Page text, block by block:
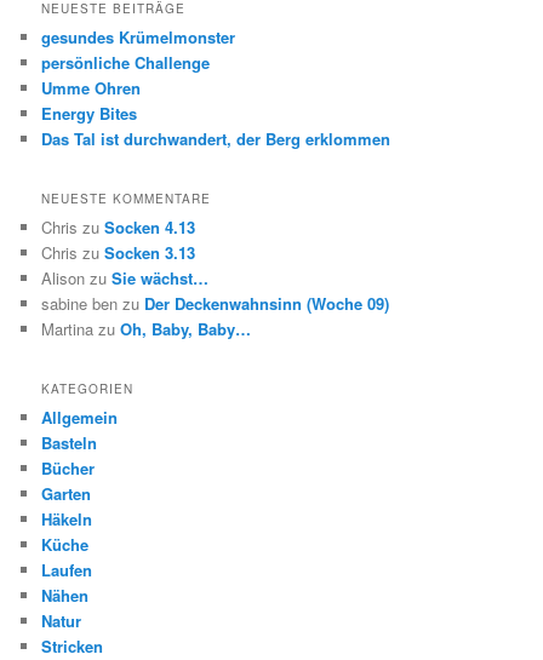
NEUESTE BEITRÄGE
gesundes Krümelmonster
persönliche Challenge
Umme Ohren
Energy Bites
Das Tal ist durchwandert, der Berg erklommen
NEUESTE KOMMENTARE
Chris zuSocken 4.13
Chris zuSocken 3.13
Alison zuSie wächst…
sabine ben zu Der Deckenwahnsinn (Woche 09)
Martina zuOh, Baby, Baby…
KATEGORIEN
Allgemein
Basteln
Bücher
Garten
Häkeln
Küche
Laufen
Nähen
Natur
Stricken